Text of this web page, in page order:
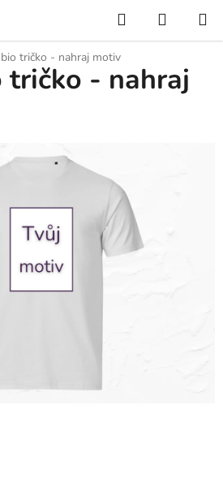
Hledat
KOŠÍK
tričko - nahraj motiv
tričko - nahraj